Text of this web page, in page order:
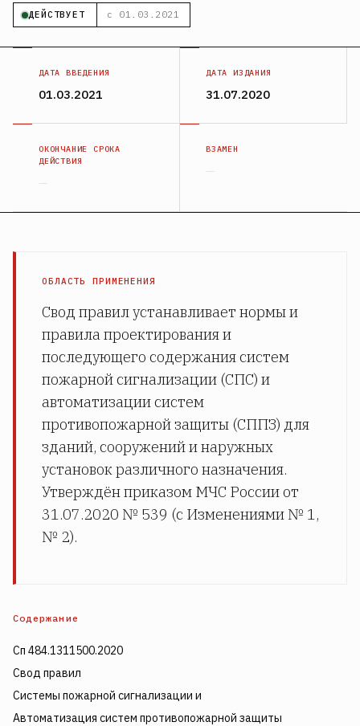
ДЕЙСТВУЕТ с 01.03.2021
ДАТА ВВЕДЕНИЯ
01.03.2021
ДАТА ИЗДАНИЯ
31.07.2020
ОКОНЧАНИЕ СРОКА
ДЕЙСТВИЯ
—
ВЗАМЕН
—
ОБЛАСТЬ ПРИМЕНЕНИЯ
Свод правил устанавливает нормы и
правила проектирования и
последующего содержания систем
пожарной сигнализации (СПС) и
автоматизации систем
противопожарной защиты (СППЗ) для
зданий, сооружений и наружных
установок различного назначения.
Утверждён приказом МЧС России от
31.07.2020 № 539 (с Изменениями № 1,
№ 2).
Содержание
Сп 484.1311500.2020
Свод правил
Системы пожарной сигнализации и
Автоматизация систем противопожарной защиты